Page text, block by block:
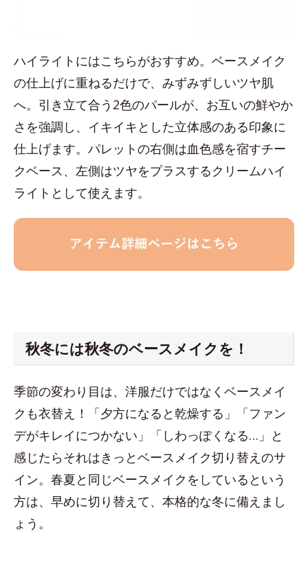
ハイライトにはこちらがおすすめ。ベースメイク
の仕上げに重ねるだけで、みずみずしいツヤ肌
へ。引き立て合う2色のパールが、お互いの鮮やか
さを強調し、イキイキとした立体感のある印象に
仕上げます。パレットの右側は血色感を宿すチー
クベース、左側はツヤをプラスするクリームハイ
ライトとして使えます。
秋冬には秋冬のベースメイクを！
季節の変わり目は、洋服だけではなくベースメイ
クも衣替え！「夕方になると乾燥する」「ファン
デがキレイにつかない」「しわっぽくなる…」と
感じたらそれはきっとベースメイク切り替えのサ
イン。春夏と同じベースメイクをしているという
方は、早めに切り替えて、本格的な冬に備えまし
ょう。